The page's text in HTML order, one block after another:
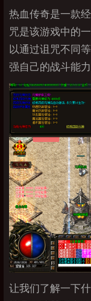
热血传奇是一款
咒是该游戏中的
以通过诅咒不同
强自己的战斗能力
让我们了解一下